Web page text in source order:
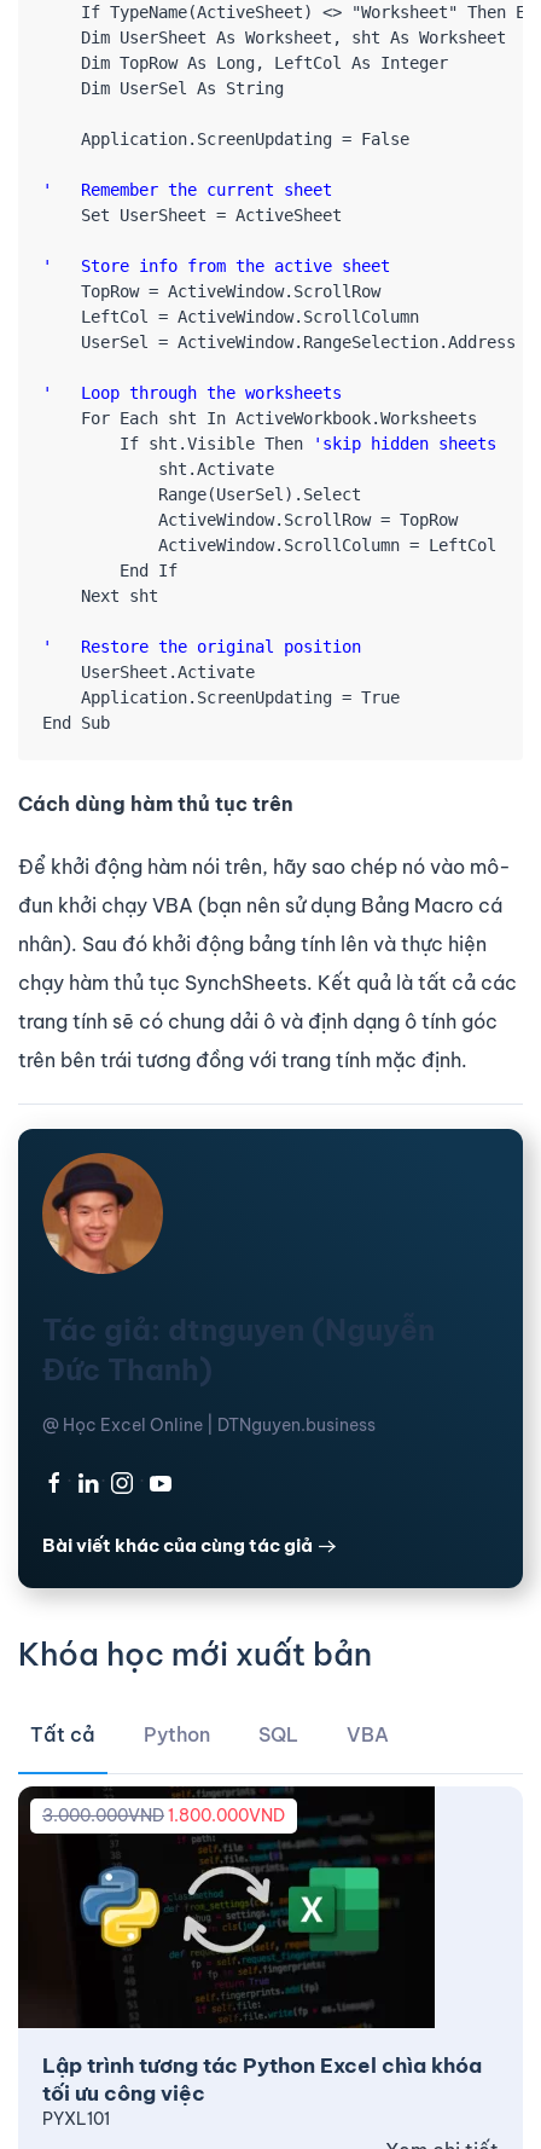
If TypeName(ActiveSheet) <> "Worksheet" Then
    Dim UserSheet As Worksheet, sht As Worksheet
    Dim TopRow As Long, LeftCol As Integer
    Dim UserSel As String
    Application.ScreenUpdating = False
'   Remember the current sheet
    Set UserSheet = ActiveSheet
'   Store info from the active sheet
    TopRow = ActiveWindow.ScrollRow
    LeftCol = ActiveWindow.ScrollColumn
    UserSel = ActiveWindow.RangeSelection.Address
'   Loop through the worksheets
    For Each sht In ActiveWorkbook.Worksheets
        If sht.Visible Then
'skip hidden sheets
            sht.Activate
            Range(UserSel).Select
            ActiveWindow.ScrollRow = TopRow
            ActiveWindow.ScrollColumn = LeftCol
        End If
    Next sht
'   Restore the original position
    UserSheet.Activate
    Application.ScreenUpdating = True
End Sub
Cách dùng hàm thủ tục trên
Để khởi động hàm nói trên, hãy sao chép nó vào mô-
đun khởi chạy VBA (bạn nên sử dụng Bảng Macro cá
nhân). Sau đó khởi động bảng tính lên và thực hiện
chạy hàm thủ tục SynchSheets. Kết quả là tất cả các
trang tính sẽ có chung dải ô và định dạng ô tính góc
trên bên trái tương đồng với trang tính mặc định.
Tác giả: dtnguyen (Nguyễn
Đức Thanh)
@ Học Excel Online | DTNguyen.business
· · ·
Bài viết khác của cùng tác giả
Khóa học mới xuất bản
Tất cả Python SQL VBA
Lập trình tương tác Python Excel chìa khóa
tối ưu công việc
3.000.000VND1.800.000VND
PYXL101